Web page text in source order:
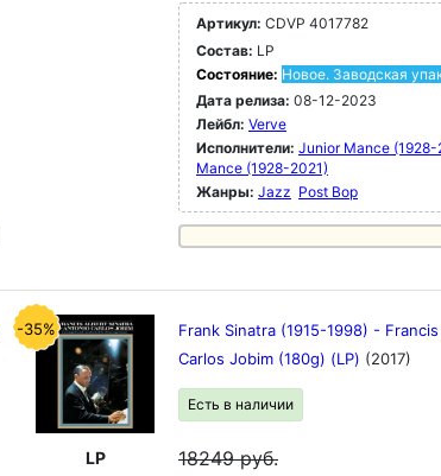
Артикул: CDVP 4017782
Состав: LP
Состояние: Новое. Заводская
Дата релиза: 08-12-2023
Лейбл: Verve
Исполнители: Junior Mance
Mance (1928-2021)
Жанры: Jazz Post Bop
-35%
LP
Frank Sinatra (1915-1998) -
Carlos Jobim (180g) (LP) (2017)
Есть в наличии
18249руб.